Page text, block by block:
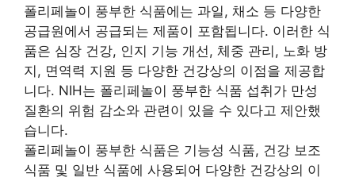
폴리페놀이 풍부한 식품에는 과일, 채소 등 다양한
공급원에서 공급되는 제품이 포함됩니다. 이러한 식
품은 심장 건강, 인지 기능 개선, 체중 관리, 노화 방
지, 면역력 지원 등 다양한 건강상의 이점을 제공합
니다. NIH는 폴리페놀이 풍부한 식품 섭취가 만성
질환의 위험 감소와 관련이 있을 수 있다고 제안했
습니다.
폴리페놀이 풍부한 식품은 기능성 식품, 건강 보조
식품 및 일반 식품에 사용되어 다양한 건강상의 이